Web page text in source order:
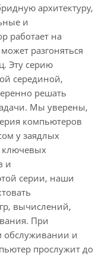
архитектуру,
и
работает на
разгоняться
Эту серию
серединой,
решать
Мы уверены,
компьютеров
у заядлых
ключевых
и
серии, наши
вычислений,
При
обслуживании и
прослужит до